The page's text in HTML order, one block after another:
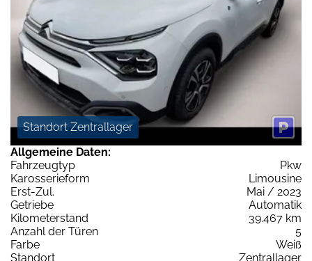
Standort Zentrallager
Allgemeine Daten:
Fahrzeugtyp
Pkw
Karosserieform
Limousine
Erst-Zul.
Mai / 2023
Getriebe
Automatik
Kilometerstand
39.467 km
Anzahl der Türen
5
Farbe
Weiß
Standort
Zentrallager